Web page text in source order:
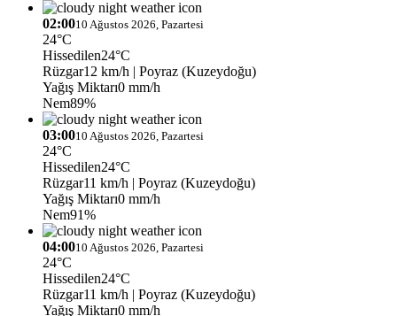
02:0010 Ağustos 2026, Pazartesi
24°C
Hissedilen24°C
Rüzgar12 km/h | Poyraz (Kuzeydoğu)
Yağış Miktarı0 mm/h
Nem89%
03:0010 Ağustos 2026, Pazartesi
24°C
Hissedilen24°C
Rüzgar11 km/h | Poyraz (Kuzeydoğu)
Yağış Miktarı0 mm/h
Nem91%
04:0010 Ağustos 2026, Pazartesi
24°C
Hissedilen24°C
Rüzgar11 km/h | Poyraz (Kuzeydoğu)
Yağış Miktarı0 mm/h